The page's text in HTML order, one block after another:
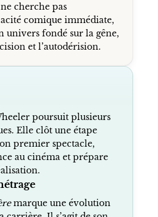
cherche pas
comique immédiate,
univers fondé sur la gêne,
et l’autodérision.
poursuit plusieurs
Elle clôt une étape
premier spectacle,
au cinéma et prépare
marque une évolution